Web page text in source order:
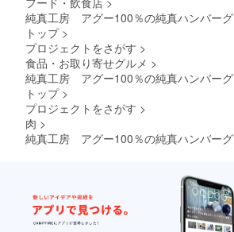
純真工房 アグー100％の純真ハンバーグ
トップ >
プロジェクトをさがす >
食品・お取り寄せグルメ >
純真工房 アグー100％の純真ハンバーグ
トップ >
プロジェクトをさがす >
肉 >
純真工房 アグー100％の純真ハンバーグ